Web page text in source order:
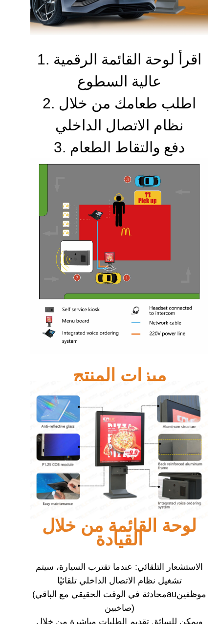
1. اقرأ لوحة القائمة الرقمية
عالية السطوع
2. اطلب طعامك من خلال
نظام الاتصال الداخلي
3. دفع والتقاط الطعام
ميزات المنتج
لوحة القائمة من خلال
القيادة
الاستشعار التلقائي: عندما تقترب السيارة، سيتم
تشغيل نظام الاتصال الداخلي تلقائيًا
(محادثة في الوقت الحقيقي مع الباقيauموظفين
صاخبين)
ويمكن للسائق تقديم الطلبات مباشرة من خلال